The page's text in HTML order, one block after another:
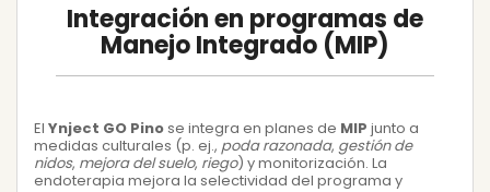
Integración en programas de
Manejo Integrado (MIP)
El Ynject GO Pinose integra en planes de MIP junto a
medidas culturales (p. ej., poda razonada, gestión de
nidos, mejora del suelo, riego) y monitorización. La
endoterapia mejora la selectividad del programa y